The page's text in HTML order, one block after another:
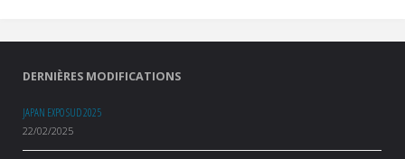
DERNIÈRES MODIFICATIONS
JAPAN EXPO SUD 2025
22/02/2025